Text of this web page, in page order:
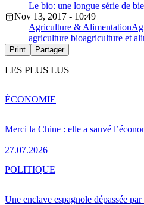
Le bio: une longue série de
Nov 13, 2017 - 10:49
Agriculture & Alimentation
agriculture bioagriculture et
Print Partager
LES PLUS LUS
Merci la Chine : elle a sauvé
27.07.2026
ÉCONOMIE
Une enclave espagnole dépassée
POLITIQUE